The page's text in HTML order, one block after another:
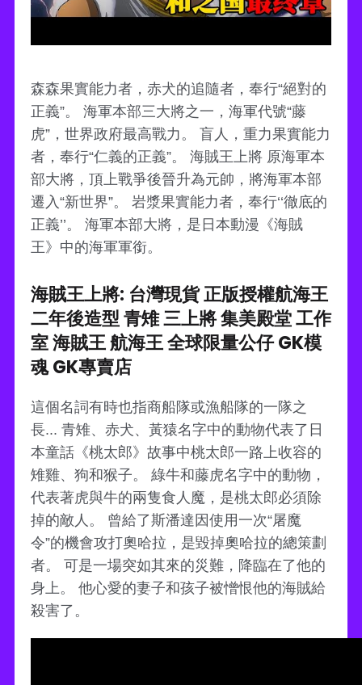
森森果實能力者，赤犬的追隨者，奉行“絕對的
正義”。 海軍本部三大將之一，海軍代號“藤
虎”，世界政府最高戰力。 盲人，重力果實能力
者，奉行“仁義的正義”。 海賊王上將 原海軍本
部大將，頂上戰爭後晉升為元帥，將海軍本部
遷入“新世界”。 岩漿果實能力者，奉行‘‘徹底的
正義’’。 海軍本部大將，是日本動漫《海賊
王》中的海軍軍銜。
海賊王上將: 台灣現貨 正版授權航海王
二年後造型 青雉 三上將 集美殿堂 工作
室 海賊王 航海王 全球限量公仔 GK模
魂 GK專賣店
這個名詞有時也指商船隊或漁船隊的一隊之
長... 青雉、赤犬、黃猿名字中的動物代表了日
本童話《桃太郎》故事中桃太郎一路上收容的
雉雞、狗和猴子。 綠牛和藤虎名字中的動物，
代表著虎與牛的兩隻食人魔，是桃太郎必須除
掉的敵人。 曾給了斯潘達因使用一次“屠魔
令”的機會攻打奧哈拉，是毀掉奧哈拉的總策劃
者。 可是一場突如其來的災難，降臨在了他的
身上。 他心愛的妻子和孩子被憎恨他的海賊給
殺害了。